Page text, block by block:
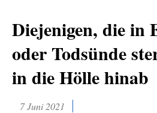
Diejenigen, die in
oder Todsünde
in die Hölle hinab
7 Juni 2021